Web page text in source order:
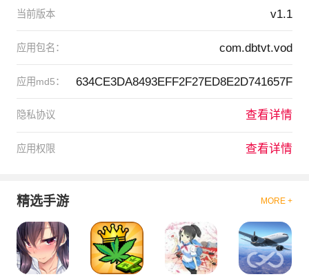
当前版本 v1.1
应用包名： com.dbtvt.vod
应用md5： 634CE3DA8493EFF2F27ED8E2D741657F
隐私协议 查看详情
应用权限 查看详情
精选手游 MORE +